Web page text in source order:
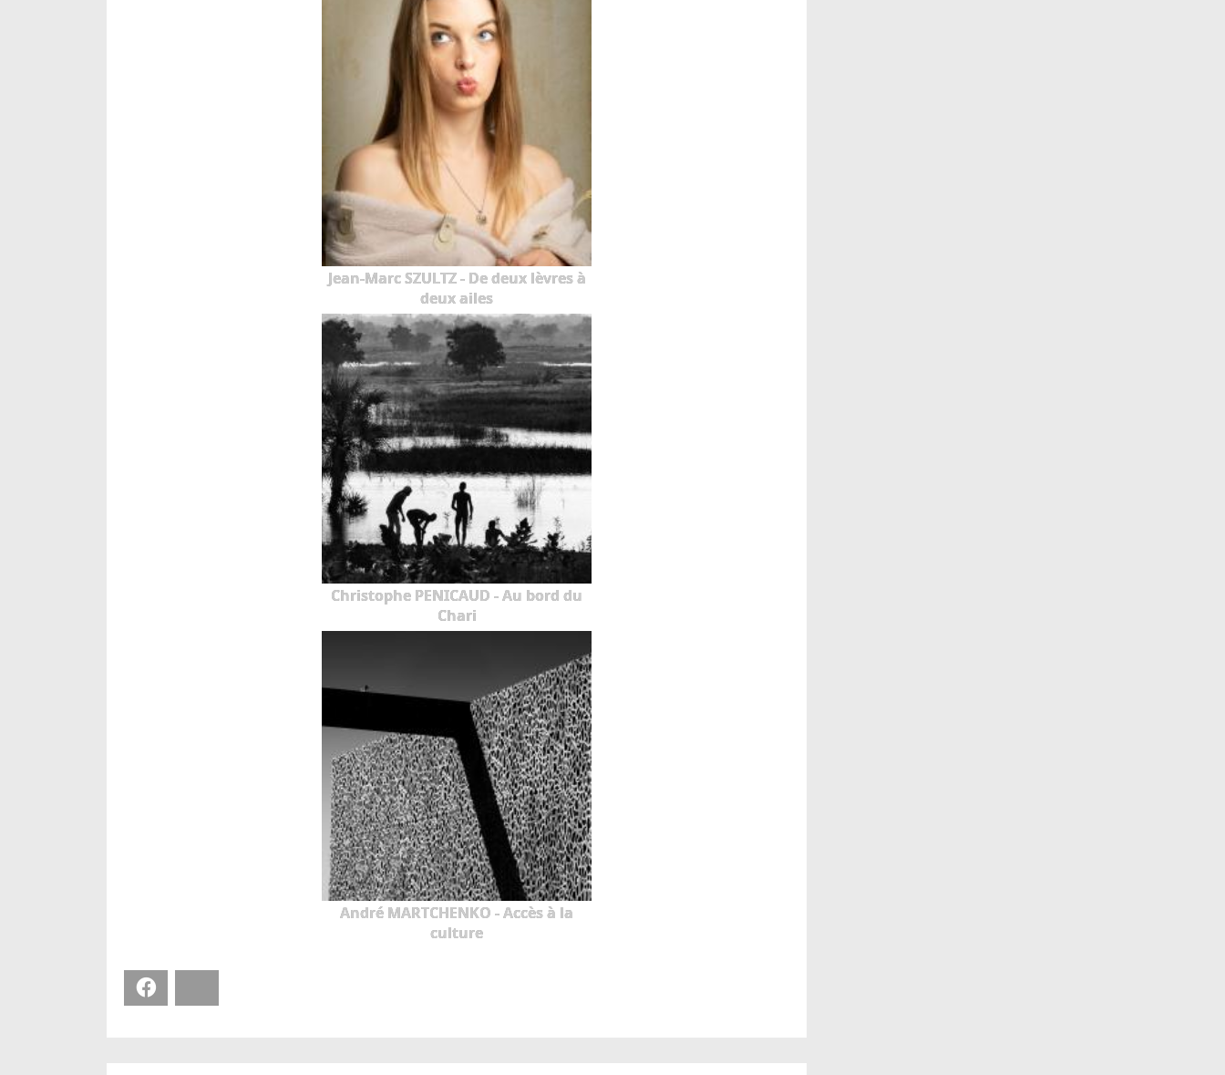
Jean-Marc SZULTZ - De deux lèvres à
deux ailes
Christophe PENICAUD - Au bord du
Chari
André MARTCHENKO - Accès à la
culture